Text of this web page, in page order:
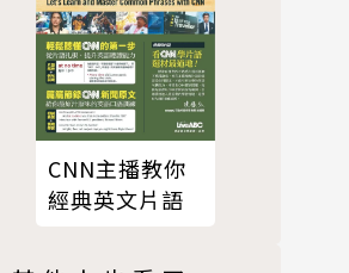
CNN主播教你
經典英文片語